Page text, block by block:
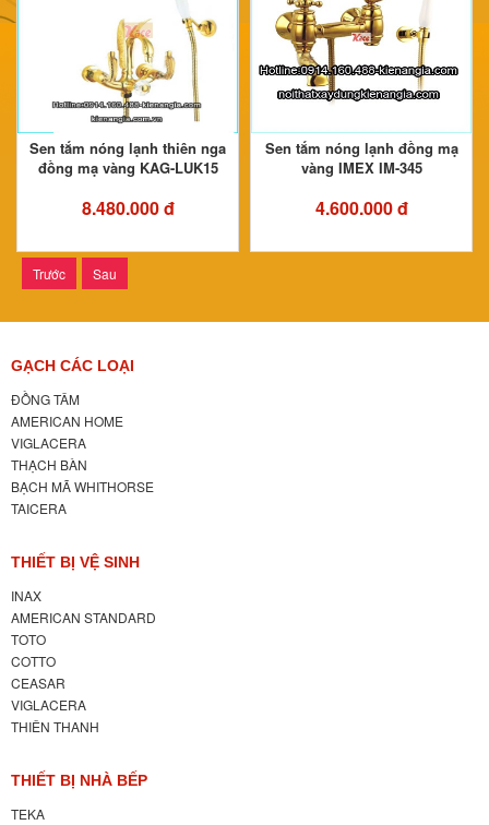
Sen tắm nóng lạnh thiên nga
đồng mạ vàng KAG-LUK15
8.480.000 đ
Sen tắm nóng lạnh đồng mạ
vàng IMEX IM-345
4.600.000 đ
Trước Sau
GẠCH CÁC LOẠI
ĐỒNG TÂM
AMERICAN HOME
VIGLACERA
THẠCH BÀN
BẠCH MÃ WHITHORSE
TAICERA
THIẾT BỊ VỆ SINH
INAX
AMERICAN STANDARD
TOTO
COTTO
CEASAR
VIGLACERA
THIÊN THANH
THIẾT BỊ NHÀ BẾP
TEKA